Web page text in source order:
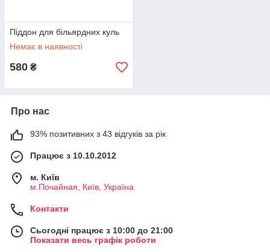
Піддон для більярдних куль
Немає в наявності
580 ₴
Про нас
93% позитивних з 43 відгуків за рік
Працює з 10.10.2012
м. Київ
м.Почайная, Київ, Україна
Контакти
Сьогодні працює з 10:00 до 21:00
Показати весь графік роботи